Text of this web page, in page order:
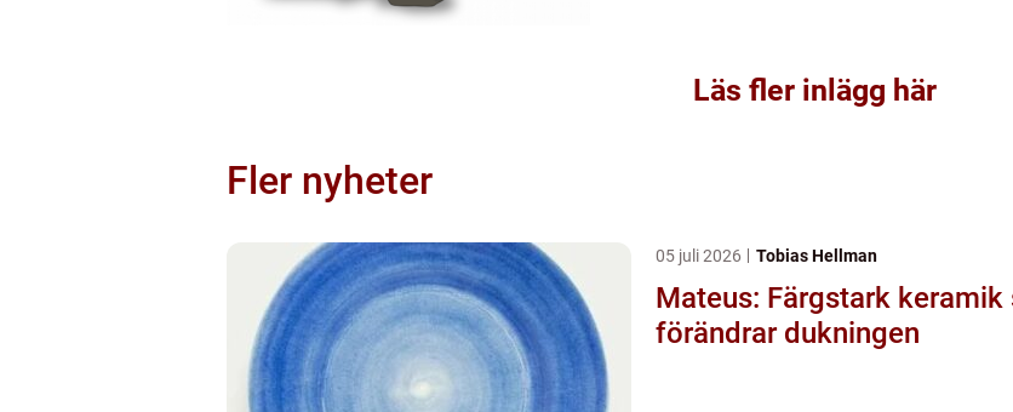
Läs fler inlägg här
Fler nyheter
05 juli 2026 Tobias Hellman
Mateus: Färgstark keramik
förändrar dukningen